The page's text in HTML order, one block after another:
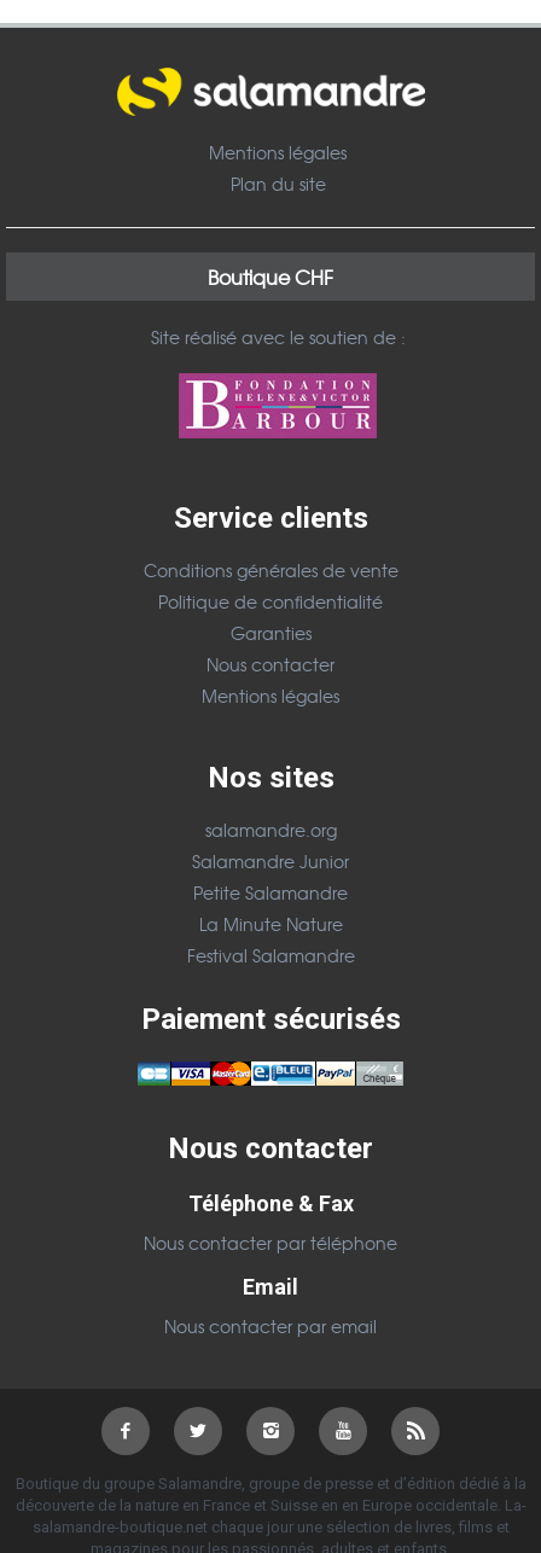
Mentions légales
Plan du site
Boutique CHF
Site réalisé avec le soutien de :
Service clients
Conditions générales de vente
Politique de confidentialité
Garanties
Nous contacter
Mentions légales
Nos sites
salamandre.org
Salamandre Junior
Petite Salamandre
La Minute Nature
Festival Salamandre
Paiement sécurisés
Nous contacter
Téléphone & Fax
Nous contacter par téléphone
Email
Nous contacter par email
Boutique du groupe Salamandre, groupe de presse et d’édition dédié à la
découverte de la nature en France et Suisse en en Europe occidentale. La-
salamandre-boutique.net chaque jour une sélection de livres, films et
magazines pour les passionnés, adultes et enfants.